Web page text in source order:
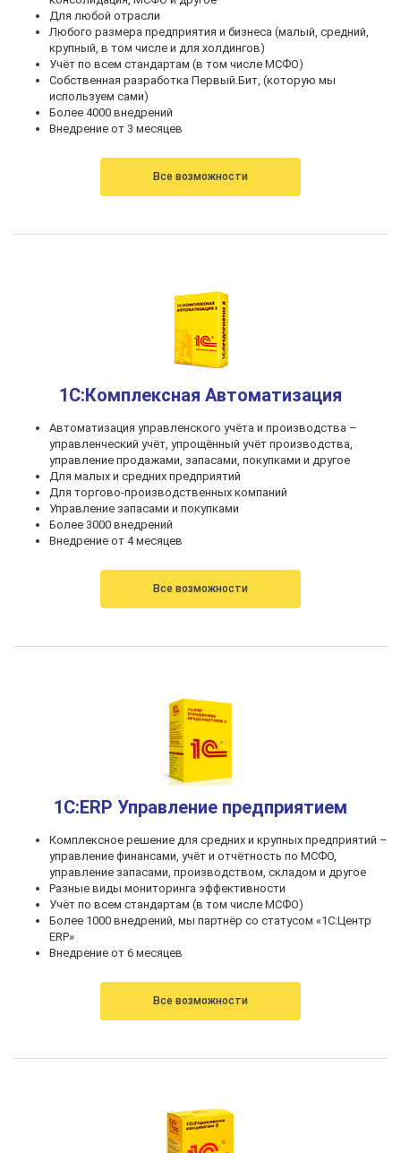
Для любой отрасли
Любого размера предприятия и бизнеса (малый, средний,
крупный, в том числе и для холдингов)
Учёт по всем стандартам (в том числе МСФО)
Собственная разработка Первый.Бит, (которую мы
используем сами)
Более 4000 внедрений
Внедрение от 3 месяцев
Все возможности
1С:Комплексная Автоматизация
Автоматизация управленского учёта и производства –
управленческий учёт, упрощённый учёт производства,
управление продажами, запасами, покупками и другое
Для малых и средних предприятий
Для торгово-производственных компаний
Управление запасами и покупками
Более 3000 внедрений
Внедрение от 4 месяцев
Все возможности
1С:ERP Управление предприятием
Комплексное решение для средних и крупных предприятий –
управление финансами, учёт и отчётность по МСФО,
управление запасами, производством, складом и другое
Разные виды мониторинга эффективности
Учёт по всем стандартам (в том числе МСФО)
Более 1000 внедрений, мы партнёр со статусом «1С:Центр
ERP»
Внедрение от 6 месяцев
Все возможности